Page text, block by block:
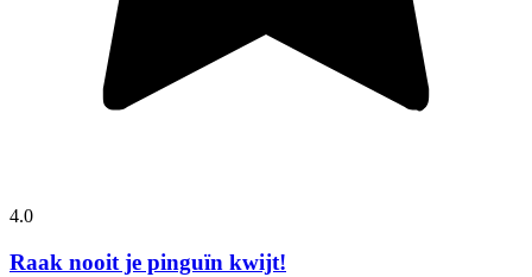
4.0
Raak nooit je pinguïn kwijt!